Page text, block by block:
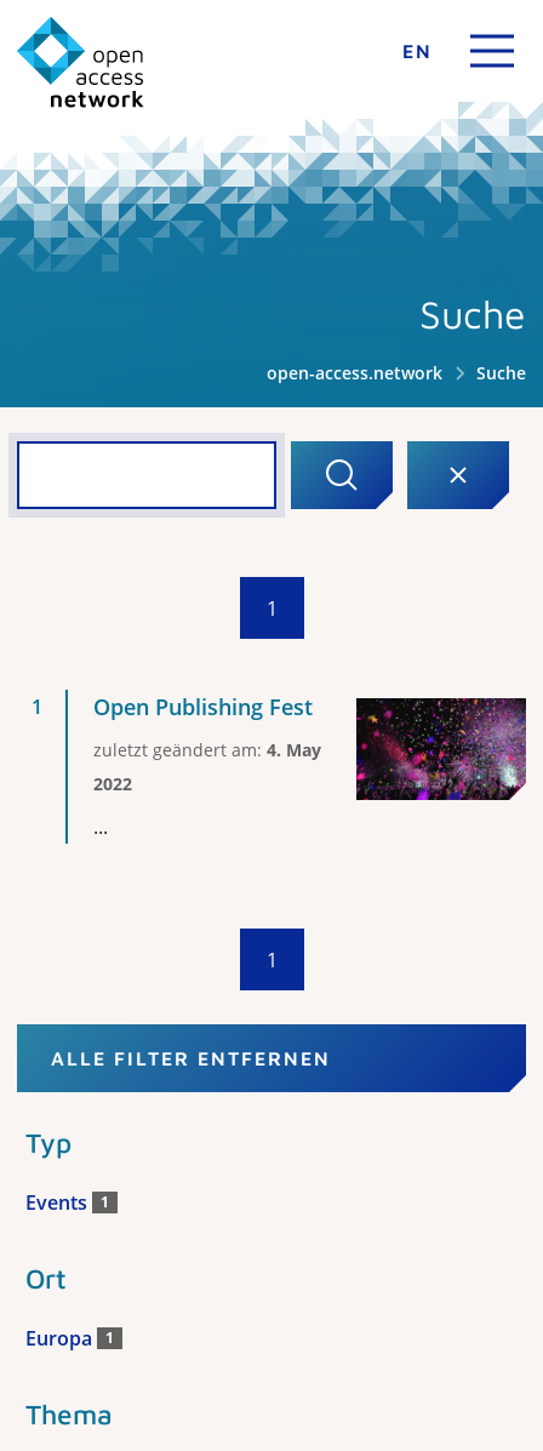
EN
Suche
open-access.network Suche
1
Open Publishing Fest
zuletzt geändert am: 4. May
2022
...
1
ALLE FILTER ENTFERNEN
Typ
Events 1
Ort
Europa 1
Thema